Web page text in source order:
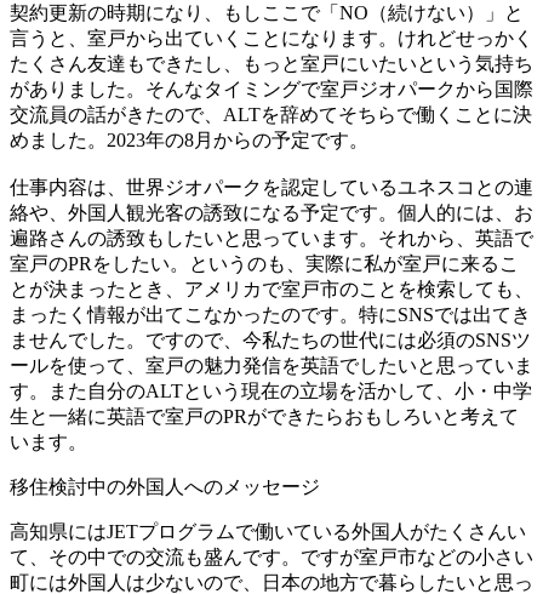
契約更新の時期になり、もしここで「NO（続けない）」と
言うと、室戸から出ていくことになります。けれどせっかく
たくさん友達もできたし、もっと室戸にいたいという気持ち
がありました。そんなタイミングで室戸ジオパークから国際
交流員の話がきたので、ALTを辞めてそちらで働くことに決
めました。2023年の8月からの予定です。
仕事内容は、世界ジオパークを認定しているユネスコとの連
絡や、外国人観光客の誘致になる予定です。個人的には、お
遍路さんの誘致もしたいと思っています。それから、英語で
室戸のPRをしたい。というのも、実際に私が室戸に来るこ
とが決まったとき、アメリカで室戸市のことを検索しても、
まったく情報が出てこなかったのです。特にSNSでは出てき
ませんでした。ですので、今私たちの世代には必須のSNSツ
ールを使って、室戸の魅力発信を英語でしたいと思っていま
す。また自分のALTという現在の立場を活かして、小・中学
生と一緒に英語で室戸のPRができたらおもしろいと考えて
います。
移住検討中の外国人へのメッセージ
高知県にはJETプログラムで働いている外国人がたくさんい
て、その中での交流も盛んです。ですが室戸市などの小さい
町には外国人は少ないので、日本の地方で暮らしたいと思っ